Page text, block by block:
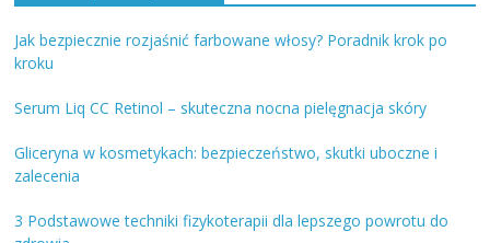
Jak bezpiecznie rozjaśnić farbowane włosy? Poradnik krok po
kroku
Serum Liq CC Retinol – skuteczna nocna pielęgnacja skóry
Gliceryna w kosmetykach: bezpieczeństwo, skutki uboczne i
zalecenia
3 Podstawowe techniki fizykoterapii dla lepszego powrotu do